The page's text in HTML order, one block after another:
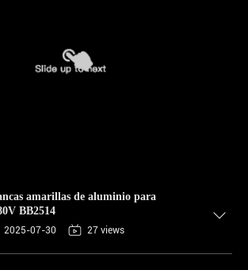
amarillas de aluminio para
BB2514
2025-07-30 27 views